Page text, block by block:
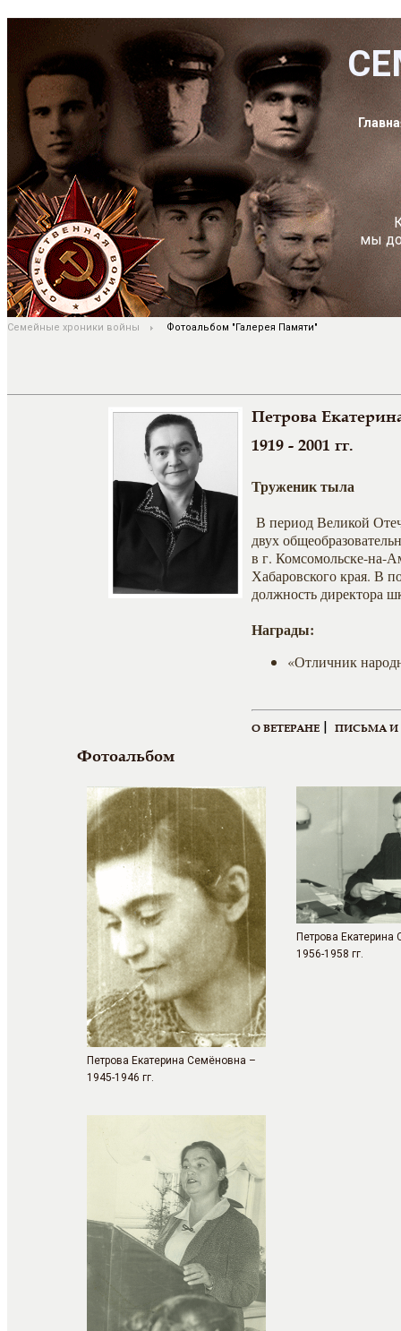
мы
Семейные хроники войны Фотоальбом "Галерея Памяти"
Петрова
1919 - 2001 гг.
Труженик тыла
В период Великой
двух
в г. Комсомольске-на-
Хабаровского края. В
должность директора
Награды:
«Отличник
О ВЕТЕРАНЕ | ПИСЬМА И
Фотоальбом
Петрова Екатерина Семёновна –
1945-1946 гг.
Петрова
1956-1958 гг.